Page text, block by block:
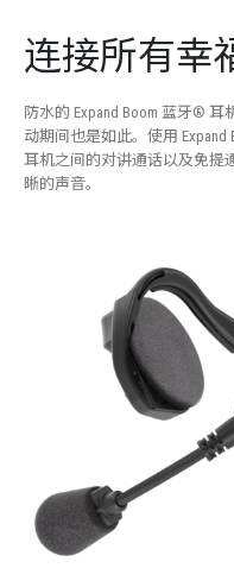
连接所有幸
防水的 Expand Boom 蓝牙®
动期间也是如此。使用
耳机之间的对讲通话以及免提
晰的声音。